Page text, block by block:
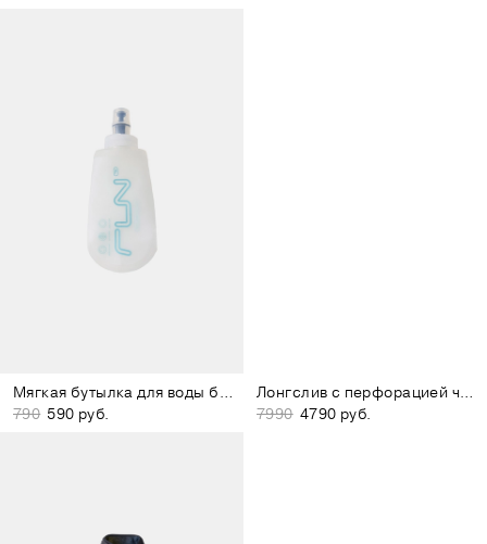
Мягкая бутылка для воды белая
790 590 руб.
Лонгслив с перфорацией чёрный
7990 4790 руб.